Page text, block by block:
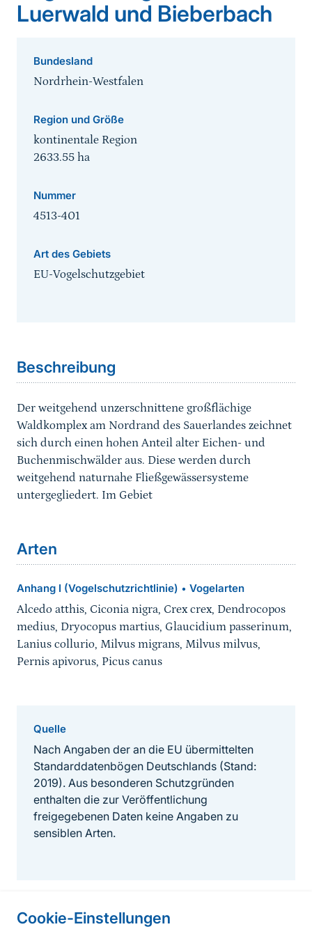
Cookie-Einstellungen
Luerwald und Bieberbach
Bundesland
Nordrhein-Westfalen
Region und Größe
kontinentale Region
2633.55 ha
Nummer
4513-401
Art des Gebiets
EU-Vogelschutzgebiet
Beschreibung
Der weitgehend unzerschnittene großflächige
Waldkomplex am Nordrand des Sauerlandes zeichnet
sich durch einen hohen Anteil alter Eichen- und
Buchenmischwälder aus. Diese werden durch
weitgehend naturnahe Fließgewässersysteme
untergegliedert. Im Gebiet
Arten
Anhang I (Vogelschutzrichtlinie) • Vogelarten
Alcedo atthis, Ciconia nigra, Crex crex, Dendrocopos
medius, Dryocopus martius, Glaucidium passerinum,
Lanius collurio, Milvus migrans, Milvus milvus,
Pernis apivorus, Picus canus
Quelle
Nach Angaben der an die EU übermittelten
Standarddatenbögen Deutschlands (Stand:
2019). Aus besonderen Schutzgründen
enthalten die zur Veröffentlichung
freigegebenen Daten keine Angaben zu
sensiblen Arten.
Informationen zur Seite